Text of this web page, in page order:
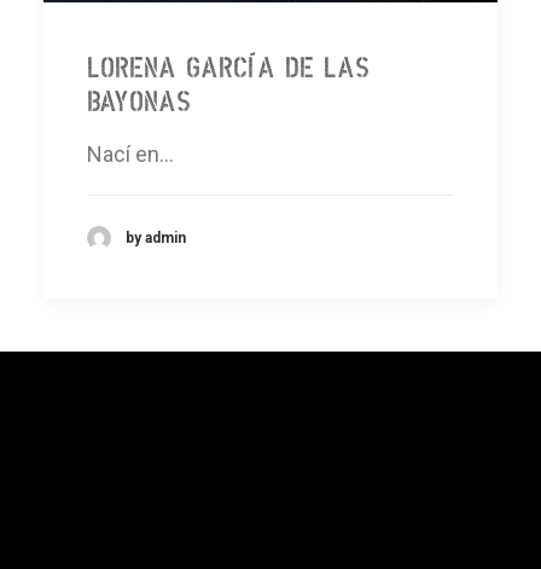
Lorena García de las
Bayonas
Nací en…
by admin